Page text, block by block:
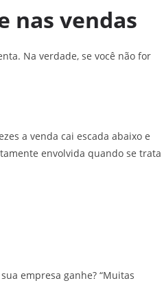
nas vendas
Na verdade, se você não for
a venda cai escada abaixo e
envolvida quando se trata
empresa ganhe? “Muitas